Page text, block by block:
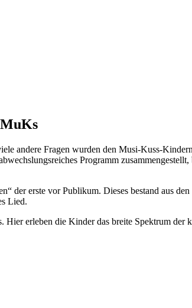
andere Fragen wurden den Musi-Kuss-
Programm
erste vor Publikum. Dieses bestand aus
Lied.
erleben die Kinder das breite Spektrum der